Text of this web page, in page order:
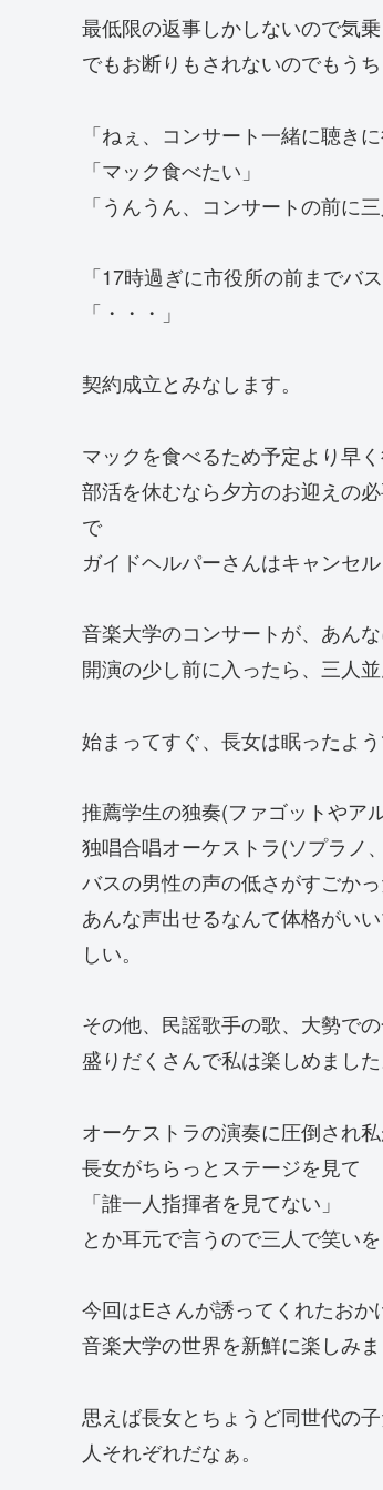
最低限の返事しかしないので気
でもお断りもされないのでもうち
「ねぇ、コンサート一緒に聴き
「マック食べたい」
「うんうん、コンサートの前に
「17時過ぎに市役所の前までバ
「・・・」
契約成立とみなします。
マックを食べるため予定より早
部活を休むなら夕方のお迎えの
で
ガイドヘルパーさんはキャンセル
音楽大学のコンサートが、あん
開演の少し前に入ったら、三人
始まってすぐ、長女は眠ったよう
推薦学生の独奏(ファゴットやア
独唱合唱オーケストラ(ソプラノ
バスの男性の声の低さがすごかっ
あんな声出せるなんて体格がい
しい。
その他、民謡歌手の歌、大勢で
盛りだくさんで私は楽しめました
オーケストラの演奏に圧倒され
長女がちらっとステージを見て
「誰一人指揮者を見てない」
とか耳元で言うので三人で笑い
今回はEさんが誘ってくれたおか
音楽大学の世界を新鮮に楽しみま
思えば長女とちょうど同世代の子
人それぞれだなぁ。